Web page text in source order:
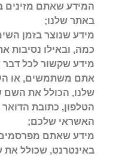
המידע שאתם מזינים
באתר שלנו;
מידע שנוצר בזמן
כמה, ובאילו
מידע שקשור לכל
אתם משתמשים, או
שלנו, הכולל את
הטלפון, כתובת
האשראי שלכם;
מידע שאתם מפרסמים
באינטרנט, שכולל